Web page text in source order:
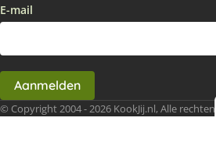
E-mail
Aanmelden
© Copyright 2004 - 2026 KookJij.nl, Alle